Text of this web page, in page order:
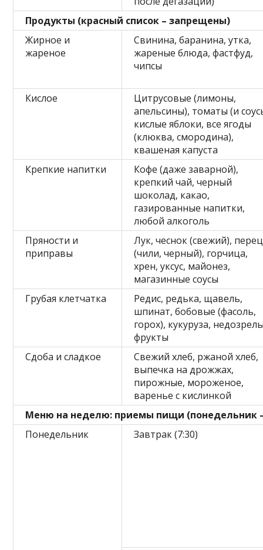
Продукты (красный список – запрещены)
Жирное и
жареное
Свинина, баранина, утка,
жареные блюда, фастфуд,
чипсы
Кислое
Цитрусовые (лимоны,
апельсины), томаты (и
кислые яблоки, все ягоды
(клюква, смородина),
квашеная капуста
Крепкие напитки
Кофе (даже заварной),
крепкий чай, черный
шоколад, какао,
газированные напитки,
любой алкоголь
Пряности и
приправы
Лук, чеснок (свежий), перец
(чили, черный), горчица,
хрен, уксус, майонез,
магазинные соусы
Грубая клетчатка
Редис, редька, щавель,
шпинат, бобовые (фасоль,
горох), кукуруза,
фрукты
Сдоба и сладкое
Свежий хлеб, ржаной хлеб,
выпечка на дрожжах,
пирожные, мороженое,
варенье с кислинкой
Меню на неделю: приемы пищи (понедельник
Понедельник
Завтрак (7:30)